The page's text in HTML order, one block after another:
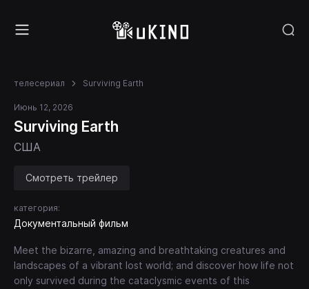
телесериал Surviving Earth
Июнь 12, 2026
Surviving Earth
США
Смотреть трейлер
категория:
Документальный фильм
Meet the bizarre, amazing and breathtaking creatures and
landscapes of a vibrant lost world; and discover how life not
only survived during the cataclysmic events of this